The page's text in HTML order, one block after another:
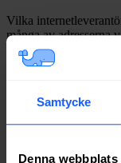
Samtycke
Denna
Vilka
många av adresserna
visar hur ofta
på adressökningarna i
Tele2
Fiber